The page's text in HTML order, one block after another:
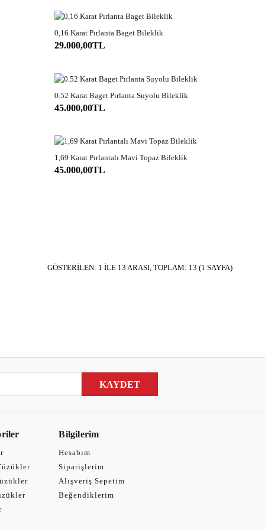
EKLE
2-3 GÜN
0,16 Karat Pırlanta Baget Bileklik
29.000,00TL
2-3 GÜN
0.52 Karat Baget Pırlanta Suyolu Bileklik
45.000,00TL
2-3 GÜN
1,69 Karat Pırlantalı Mavi Topaz Bileklik
45.000,00TL
GÖSTERILEN: 1 ILE 13 ARASI, TOPLAM: 13 (1 SAYFA)
KAYDET
Bilgilerim
Hesabım
Siparişlerim
Alışveriş Sepetim
Beğendiklerim